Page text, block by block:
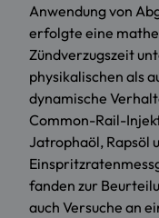
Anwendung von
erfolgte eine
Zündverzugszeit
physikalischen als
dynamische
Common-Rail-
Jatrophaöl, Rapsöl
fanden zur
auch Versuche an